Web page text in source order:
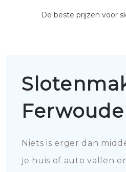
De beste prijzen voor
Ferwoude
Niets is erger dan
je huis of auto vallen